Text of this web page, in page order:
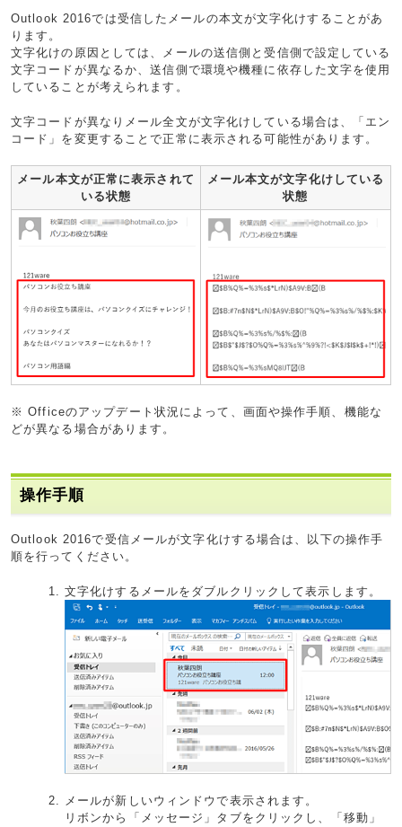
Outlook 2016では受信したメールの本文が文字化けすることがあ
ります。
文字化けの原因としては、メールの送信側と受信側で設定している
文字コードが異なるか、送信側で環境や機種に依存した文字を使用
していることが考えられます。
文字コードが異なりメール全文が文字化けしている場合は、「エン
コード」を変更することで正常に表示される可能性があります。
メール本文が正常に表示されて
いる状態
メール本文が文字化けしている
状態
※ Officeのアップデート状況によって、画面や操作手順、機能な
どが異なる場合があります。
操作手順
Outlook 2016で受信メールが文字化けする場合は、以下の操作手
順を行ってください。
文字化けするメールをダブルクリックして表示します。
メールが新しいウィンドウで表示されます。
リボンから「メッセージ」タブをクリックし、「移動」